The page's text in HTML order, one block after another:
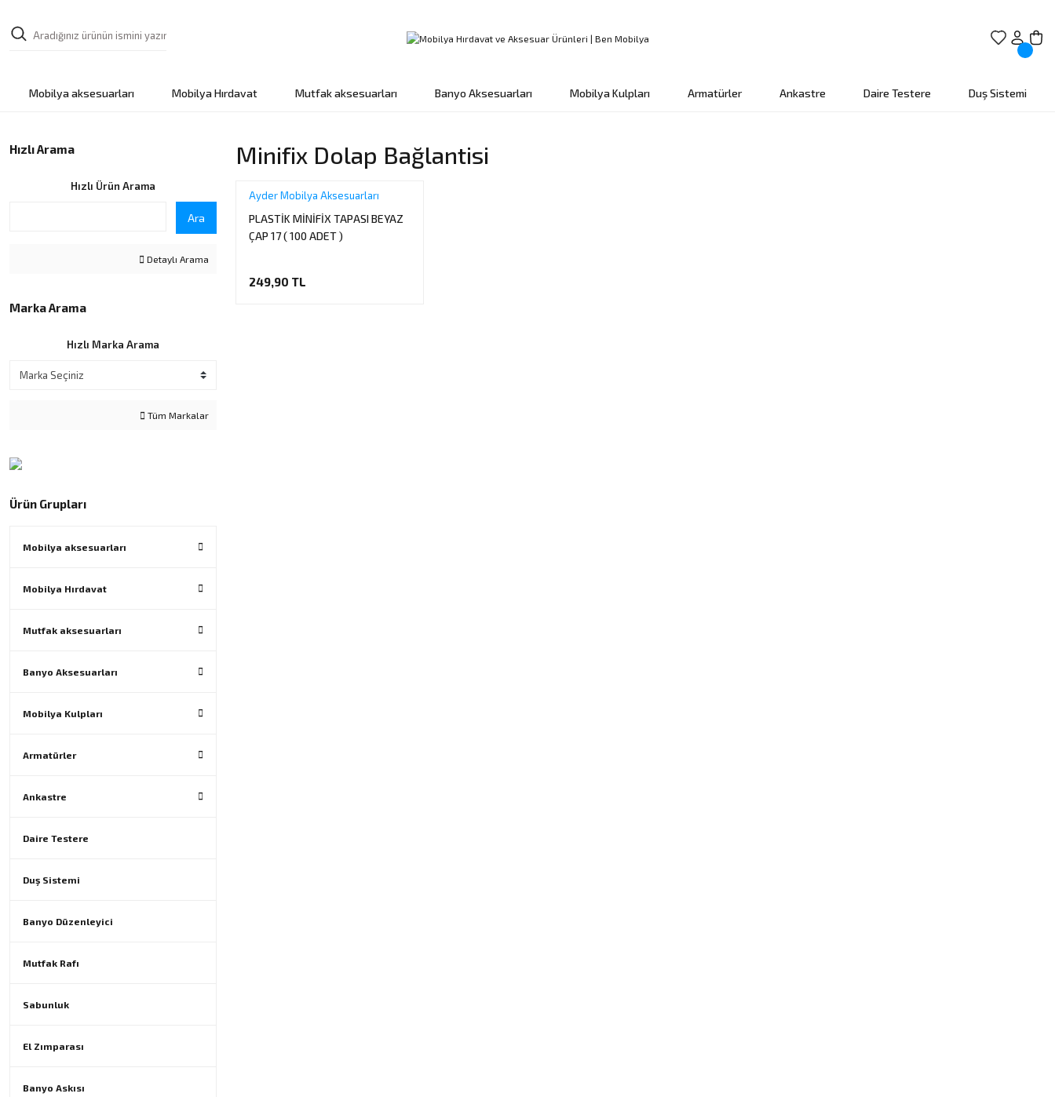
Mobilya aksesuarları Mobilya Hırdavat Mutfak aksesuarları Banyo Aksesuarları Mobilya Kulpları Armatürler Ankastre Daire Testere Duş Sistemi
Hızlı Arama
Hızlı Ürün Arama
Ara
Detaylı Arama
Marka Arama
Hızlı Marka Arama
Tüm Markalar
Ürün Grupları
Mobilya aksesuarları
Mobilya Hırdavat
Mutfak aksesuarları
Banyo Aksesuarları
Mobilya Kulpları
Armatürler
Ankastre
Daire Testere
Duş Sistemi
Banyo Düzenleyici
Mutfak Rafı
Sabunluk
El Zımparası
Banyo Askısı
Minifix Dolap Bağlantisi
Ayder Mobilya Aksesuarları
PLASTİK MİNİFİX TAPASI BEYAZ
ÇAP 17 ( 100 ADET )
249,90 TL